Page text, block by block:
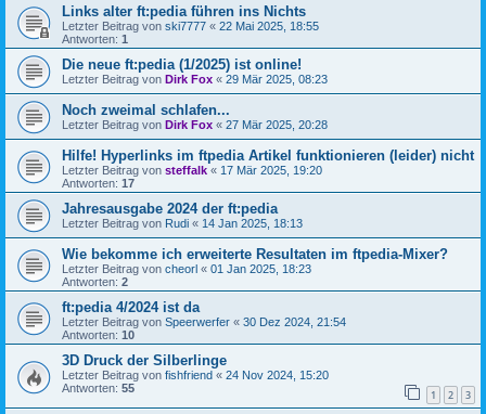
Links alter ft:pedia führen ins Nichts
Letzter Beitrag von ski7777 « 22 Mai 2025, 18:55
Antworten: 1
Die neue ft:pedia (1/2025) ist online!
Letzter Beitrag von Dirk Fox « 29 Mär 2025, 08:23
Noch zweimal schlafen...
Letzter Beitrag von Dirk Fox « 27 Mär 2025, 20:28
Hilfe! Hyperlinks im ftpedia Artikel funktionieren (leider) nicht
Letzter Beitrag von steffalk « 17 Mär 2025, 19:20
Antworten: 17
Jahresausgabe 2024 der ft:pedia
Letzter Beitrag von Rudi « 14 Jan 2025, 18:13
Wie bekomme ich erweiterte Resultaten im ftpedia-Mixer?
Letzter Beitrag von cheorl « 01 Jan 2025, 18:23
Antworten: 2
ft:pedia 4/2024 ist da
Letzter Beitrag von Speerwerfer « 30 Dez 2024, 21:54
Antworten: 10
3D Druck der Silberlinge
Letzter Beitrag von fishfriend « 24 Nov 2024, 15:20
Antworten: 55 1 2 3